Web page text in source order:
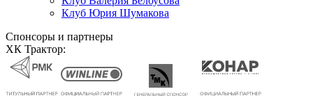
Клуб Юрия Шумакова
Спонсоры и партнеры
ХК Трактор: